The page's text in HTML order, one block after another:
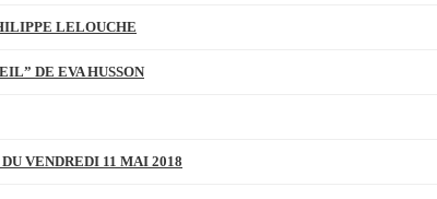
LELOUCHE
DE EVA HUSSON
VENDREDI 11 MAI 2018